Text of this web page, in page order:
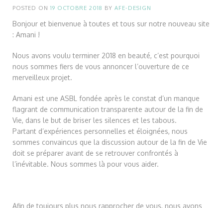
POSTED ON 19 OCTOBRE 2018 BY AFE-DESIGN
Bonjour et bienvenue à toutes et tous sur notre nouveau site
: Amani !
Nous avons voulu terminer 2018 en beauté, c’est pourquoi
nous sommes fiers de vous annoncer l’ouverture de ce
merveilleux projet.
Amani est une ASBL fondée après le constat d’un manque
flagrant de communication transparente autour de la fin de
Vie, dans le but de briser les silences et les tabous.
Partant d’expériences personnelles et éloignées, nous
sommes convaincus que la discussion autour de la fin de Vie
doit se préparer avant de se retrouver confrontés à
l’inévitable. Nous sommes là pour vous aider.
Afin de toujours plus nous rapprocher de vous, nous avons